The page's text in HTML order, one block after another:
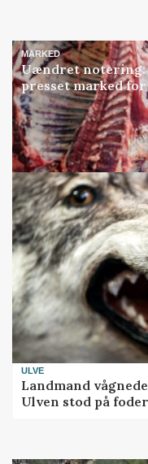
MARKED
Uændret notering:
presset marked for
ULVE
Landmand
Ulven stod på